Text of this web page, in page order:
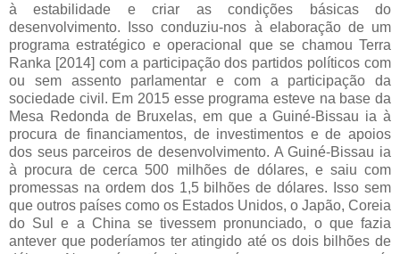
à estabilidade e criar as condições básicas do
desenvolvimento. Isso conduziu-nos à elaboração de um
programa estratégico e operacional que se chamou Terra
Ranka [2014] com a participação dos partidos políticos com
ou sem assento parlamentar e com a participação da
sociedade civil. Em 2015 esse programa esteve na base da
Mesa Redonda de Bruxelas, em que a Guiné-Bissau ia à
procura de financiamentos, de investimentos e de apoios
dos seus parceiros de desenvolvimento. A Guiné-Bissau ia
à procura de cerca 500 milhões de dólares, e saiu com
promessas na ordem dos 1,5 bilhões de dólares. Isso sem
que outros países como os Estados Unidos, o Japão, Coreia
do Sul e a China se tivessem pronunciado, o que fazia
antever que poderíamos ter atingido até os dois bilhões de